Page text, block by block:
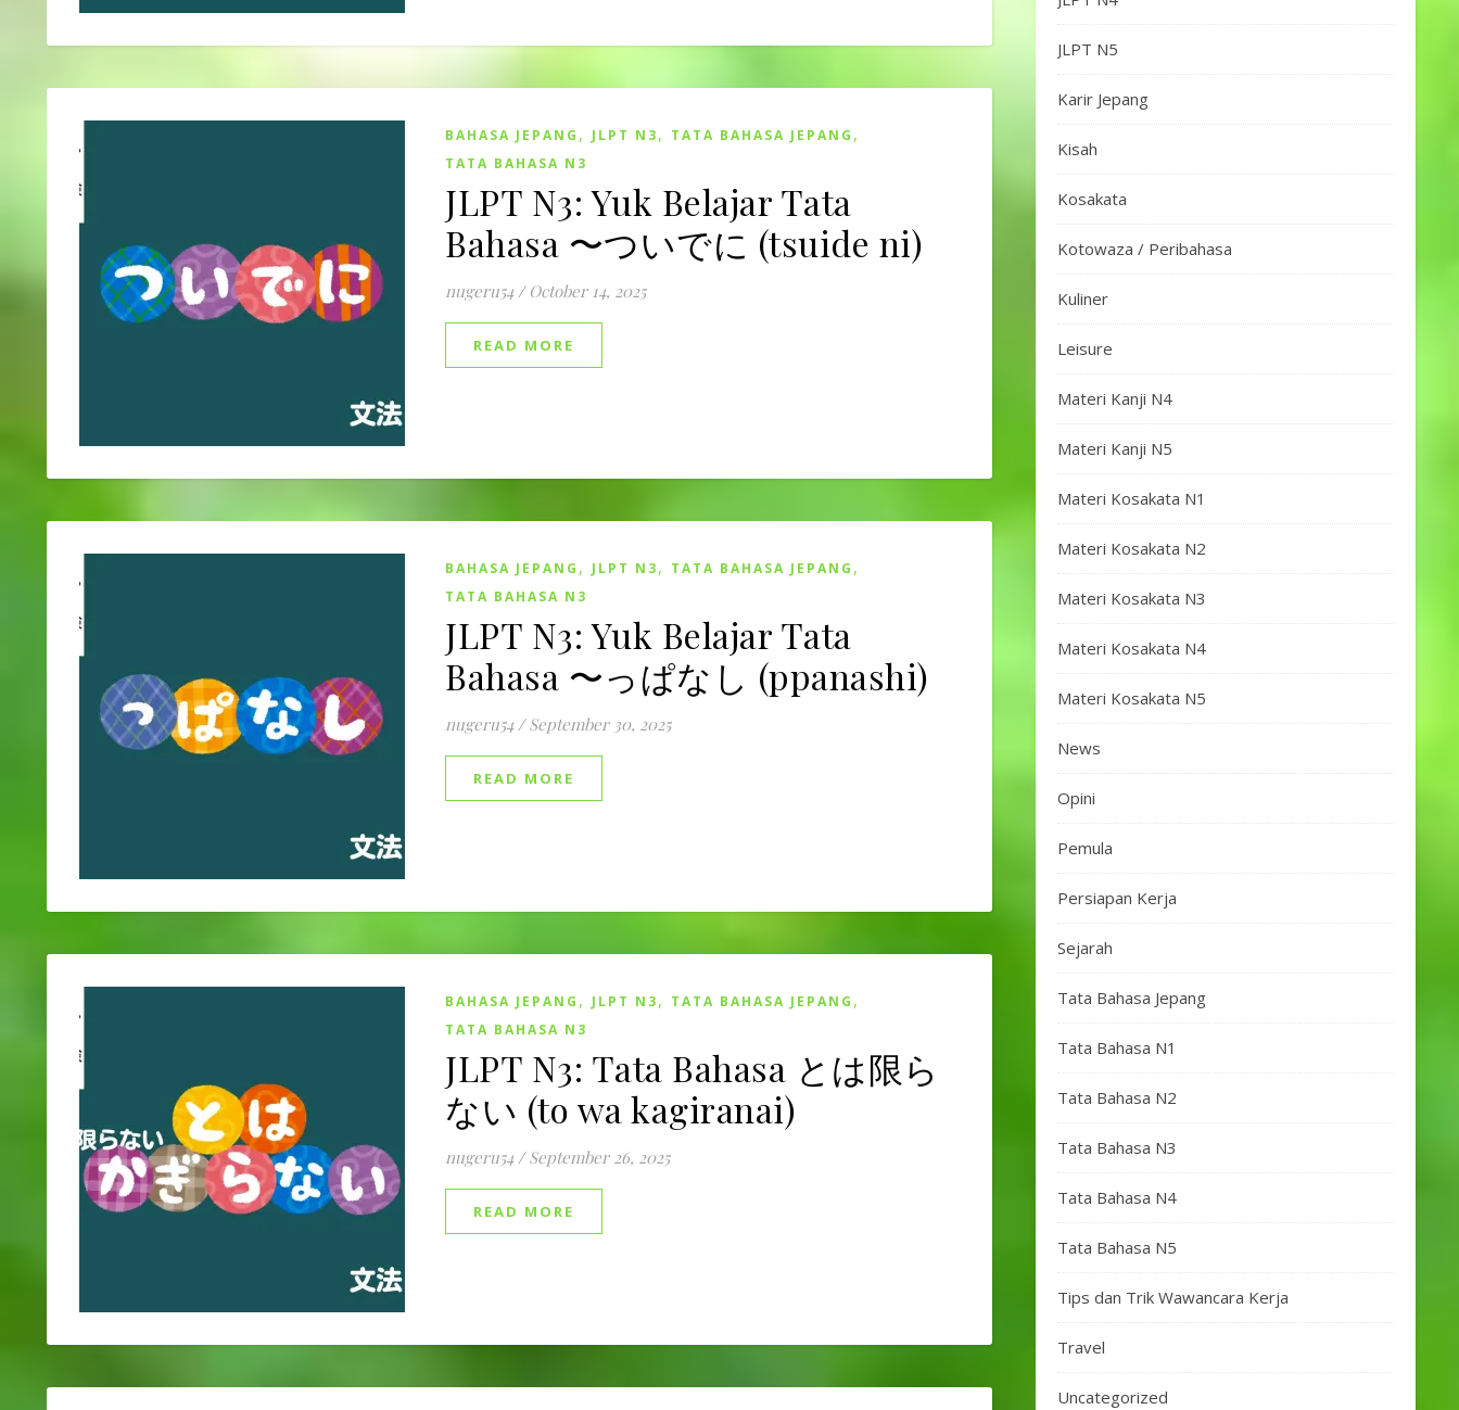
BAHASA JEPANG , JLPT N3, TATA BAHASA JEPANG ,
TATA BAHASA N3
JLPT N3: Yuk Belajar Tata
Bahasa 〜ついでに (tsuide ni)
nugeru54 / October 14, 2025
READ MORE
BAHASA JEPANG , JLPT N3, TATA BAHASA JEPANG ,
TATA BAHASA N3
JLPT N3: Yuk Belajar Tata
Bahasa 〜っぱなし (ppanashi)
nugeru54 / September 30, 2025
READ MORE
BAHASA JEPANG , JLPT N3, TATA BAHASA JEPANG ,
TATA BAHASA N3
JLPT N3: Tata Bahasa とは限ら
ない (to wa kagiranai)
nugeru54 / September 26, 2025
READ MORE
JLPT N5
Karir Jepang
Kisah
Kosakata
Kotowaza / Peribahasa
Kuliner
Leisure
Materi Kanji N4
Materi Kanji N5
Materi Kosakata N1
Materi Kosakata N2
Materi Kosakata N3
Materi Kosakata N4
Materi Kosakata N5
News
Opini
Pemula
Persiapan Kerja
Sejarah
Tata Bahasa Jepang
Tata Bahasa N1
Tata Bahasa N2
Tata Bahasa N3
Tata Bahasa N4
Tata Bahasa N5
Tips dan Trik Wawancara Kerja
Travel
Uncategorized